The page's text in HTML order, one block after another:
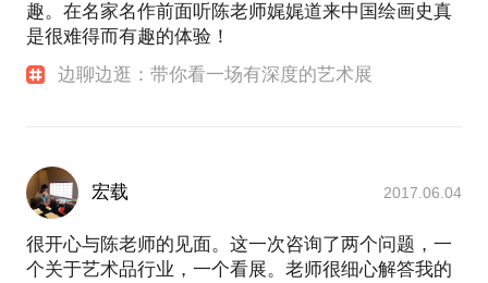
趣。在名家名作前面听陈老师娓娓道来中国绘画史真
是很难得而有趣的体验！
边聊边逛：带你看一场有深度的艺术展
宏载 2017.06.04
很开心与陈老师的见面。这一次咨询了两个问题，一
个关于艺术品行业，一个看展。老师很细心解答我的